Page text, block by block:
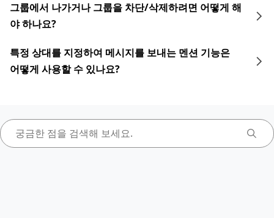
그룹에서 나가거나 그룹을 차단/삭제하려면 어떻게 해
야 하나요?
특정 상대를 지정하여 메시지를 보내는 멘션 기능은
어떻게 사용할 수 있나요?